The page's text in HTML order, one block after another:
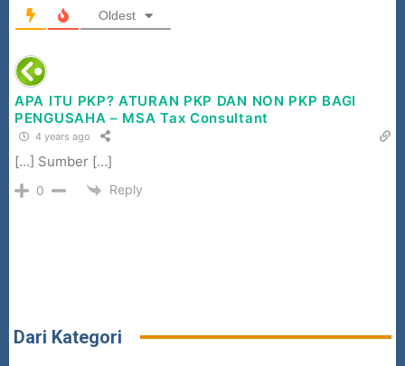
Oldest
APA ITU PKP? ATURAN PKP DAN NON PKP BAGI
PENGUSAHA – MSA Tax Consultant
4 years ago
[…] Sumber […]
0 Reply
Dari Kategori